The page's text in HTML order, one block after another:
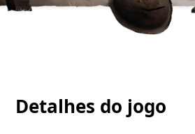
Detalhes do jogo